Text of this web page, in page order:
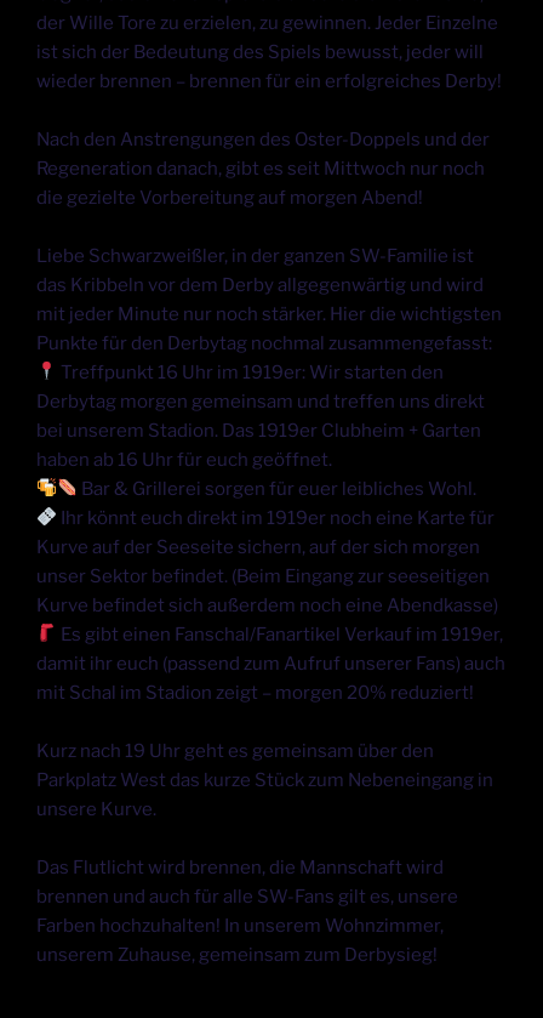
der Wille Tore zu erzielen, zu gewinnen. Jeder Einzelne
ist sich der Bedeutung des Spiels bewusst, jeder will
wieder brennen – brennen für ein erfolgreiches Derby!
Nach den Anstrengungen des Oster-Doppels und der
Regeneration danach, gibt es seit Mittwoch nur noch
die gezielte Vorbereitung auf morgen Abend!
Liebe Schwarzweißler, in der ganzen SW-Familie ist
das Kribbeln vor dem Derby allgegenwärtig und wird
mit jeder Minute nur noch stärker. Hier die wichtigsten
Punkte für den Derbytag nochmal zusammengefasst:
Treffpunkt 16 Uhr im 1919er: Wir starten den
Derbytag morgen gemeinsam und treffen uns direkt
bei unserem Stadion. Das 1919er Clubheim + Garten
haben ab 16 Uhr für euch geöffnet.
Bar & Grillerei sorgen für euer leibliches Wohl.
Ihr könnt euch direkt im 1919er noch eine Karte für
Kurve auf der Seeseite sichern, auf der sich morgen
unser Sektor befindet. (Beim Eingang zur seeseitigen
Kurve befindet sich außerdem noch eine Abendkasse)
Es gibt einen Fanschal/Fanartikel Verkauf im 1919er,
damit ihr euch (passend zum Aufruf unserer Fans) auch
mit Schal im Stadion zeigt – morgen 20% reduziert!
Kurz nach 19 Uhr geht es gemeinsam über den
Parkplatz West das kurze Stück zum Nebeneingang in
unsere Kurve.
Das Flutlicht wird brennen, die Mannschaft wird
brennen und auch für alle SW-Fans gilt es, unsere
Farben hochzuhalten! In unserem Wohnzimmer,
unserem Zuhause, gemeinsam zum Derbysieg!